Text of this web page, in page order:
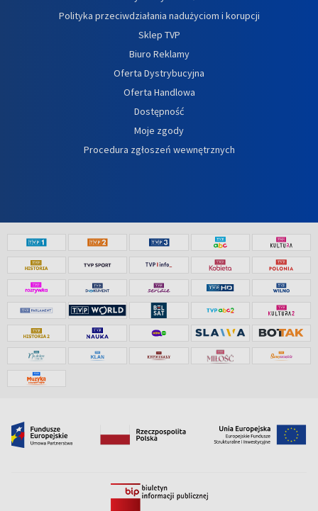
Polityka przeciwdziałania nadużyciom i korupcji
Sklep TVP
Biuro Reklamy
Oferta Dystrybucyjna
Oferta Handlowa
Dostępność
Moje zgody
Procedura zgłoszeń wewnętrznych